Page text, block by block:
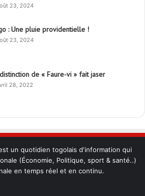
23, 2024
: Une pluie providentielle !
23, 2024
de « Faure-vi » fait jaser
28, 2022
un quotidien togolais d'information qui
(Économie, Politique, sport & santé..)
en temps réel et en continu.